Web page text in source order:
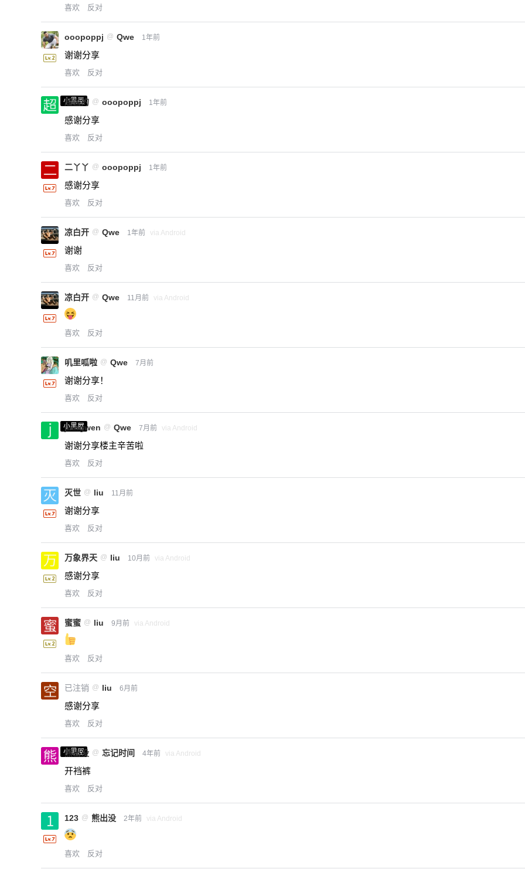
Y
20 元 50 元 自定义
喜欢 反对
ooopoppj @ Qwe 1年前
谢谢分享
喜欢 反对
小黑屋
超凶的 @ ooopoppj 1年前
感谢分享
喜欢 反对
二丫丫 @ ooopoppj 1年前
感谢分享
喜欢 反对
凉白开 @ Qwe 1年前 via Android
谢谢
喜欢 反对
凉白开 @ Qwe 11月前 via Android
喜欢 反对
叽里呱啦 @ Qwe 7月前
谢谢分享！
喜欢 反对
小黑屋
jiangwen @ Qwe 7月前 via Android
谢谢分享楼主辛苦啦
喜欢 反对
灭世 @ liu 11月前
谢谢分享
喜欢 反对
万象界天 @ liu 10月前 via Android
感谢分享
喜欢 反对
蜜蜜 @ liu 9月前 via Android
喜欢 反对
已注销 @ liu 6月前
感谢分享
喜欢 反对
小黑屋
熊出没 @ 忘记时间 4年前 via Android
开裆裤
喜欢 反对
123 @ 熊出没 2年前 via Android
喜欢 反对